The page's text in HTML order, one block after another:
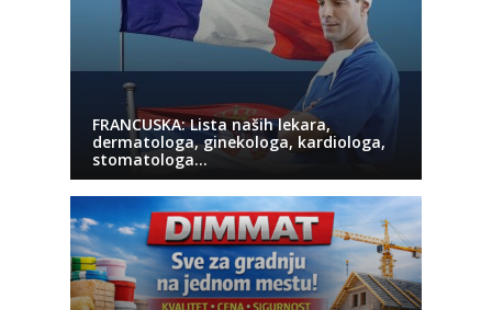
FRANCUSKA: Lista naših lekara,
dermatologa, ginekologa, kardiologa,
stomatologa…